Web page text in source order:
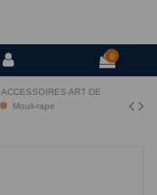
0
ACCESSOIRES ART DE
Mouli-rape